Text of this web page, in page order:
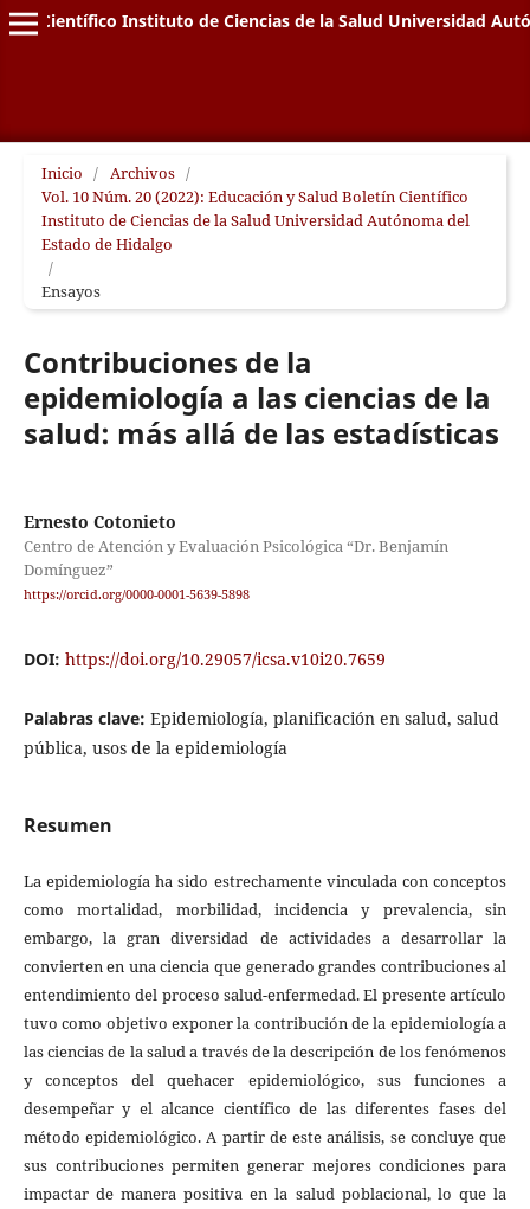
Científico Instituto de Ciencias de la Salud Universidad
Inicio / Archivos /
Vol. 10 Núm. 20 (2022): Educación y Salud Boletín Científico
Instituto de Ciencias de la Salud Universidad Autónoma del
Estado de Hidalgo
/
Ensayos
Contribuciones de la
epidemiología a las ciencias de la
salud: más allá de las estadísticas
Ernesto Cotonieto
Centro de Atención y Evaluación Psicológica “Dr. Benjamín
Domínguez”
https://orcid.org/0000-0001-5639-5898
DOI: https://doi.org/10.29057/icsa.v10i20.7659
Palabras clave: Epidemiología, planificación en salud, salud
pública, usos de la epidemiología
Resumen
La epidemiología ha sido estrechamente vinculada con conceptos
como mortalidad, morbilidad, incidencia y prevalencia, sin
embargo, la gran diversidad de actividades a desarrollar la
convierten en una ciencia que generado grandes contribuciones al
entendimiento del proceso salud-enfermedad. El presente artículo
tuvo como objetivo exponer la contribución de la epidemiología a
las ciencias de la salud a través de la descripción de los fenómenos
y conceptos del quehacer epidemiológico, sus funciones a
desempeñar y el alcance científico de las diferentes fases del
método epidemiológico. A partir de este análisis, se concluye que
sus contribuciones permiten generar mejores condiciones para
impactar de manera positiva en la salud poblacional, lo que la